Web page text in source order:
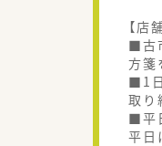
【店
■古
方箋
■1
取り
■平
平日